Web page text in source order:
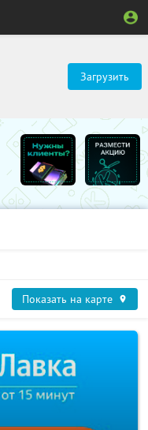
Загрузить
Показать на карте